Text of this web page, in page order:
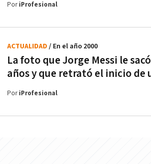
PoriProfesional
La foto que Jorge Messi le
años y que retrató el inicio de
ACTUALIDAD / En el año 2000
PoriProfesional